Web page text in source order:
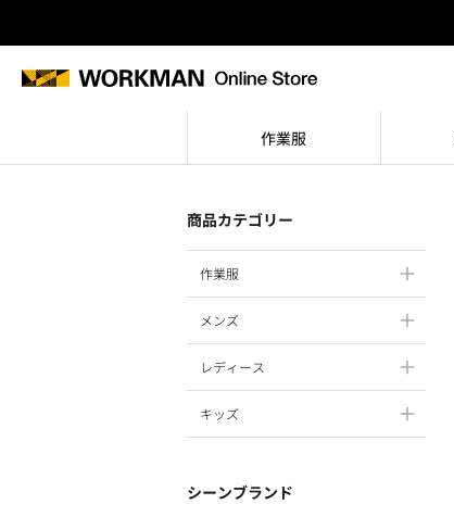
作業服
商品カテゴリー
作業服
メンズ
レディース
キッズ
シーンブランド